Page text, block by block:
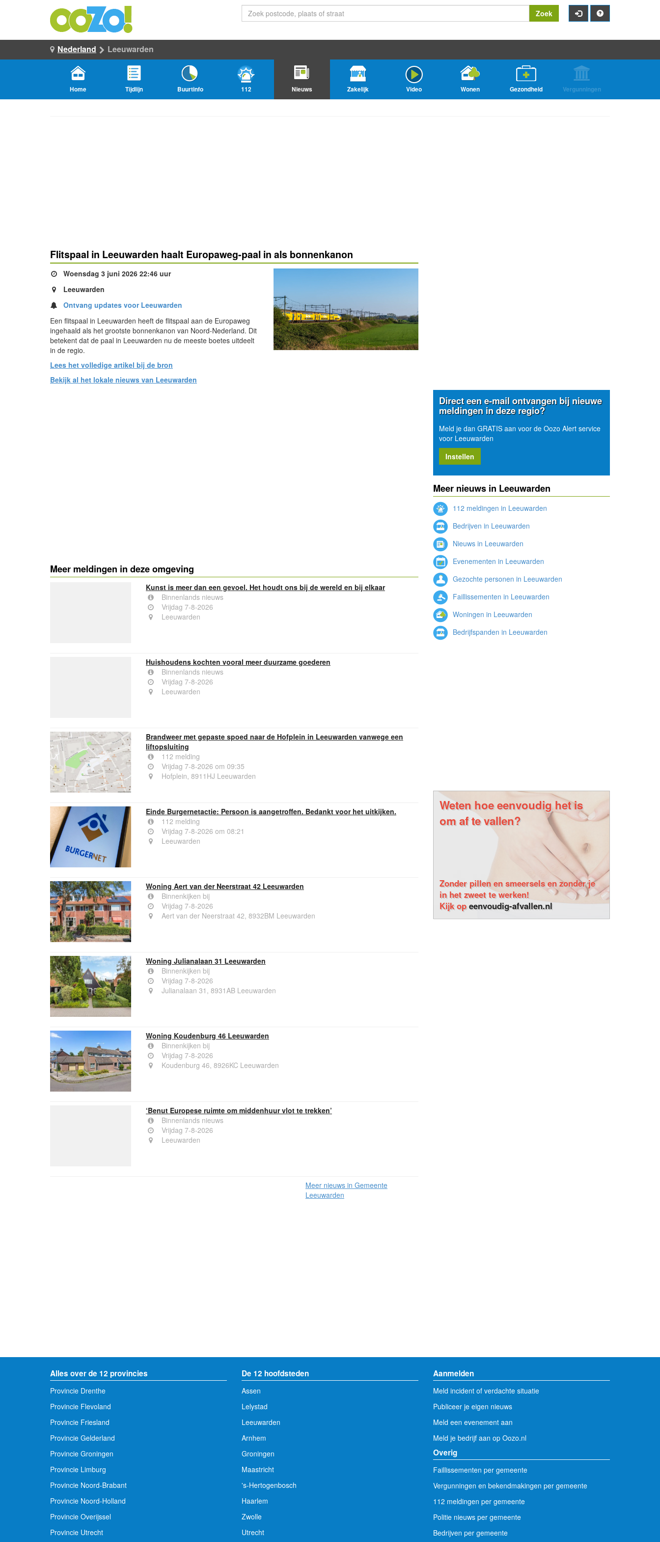
Zoek
Nederland Leeuwarden
Home Tijdlijn Buurtinfo 112 Nieuws Zakelijk Video Wonen Gezondheid Vergunningen
Flitspaal in Leeuwarden haalt Europaweg-paal in als bonnenkanon
Woensdag 3 juni 2026 22:46 uur
Leeuwarden
Ontvang updates voor Leeuwarden
Een flitspaal in Leeuwarden heeft de flitspaal aan de Europaweg
ingehaald als het grootste bonnenkanon van Noord-Nederland. Dit
betekent dat de paal in Leeuwarden nu de meeste boetes uitdeelt
in de regio.
Lees het volledige artikel bij de bron
Bekijk al het lokale nieuws van Leeuwarden
Meer meldingen in deze omgeving
Kunst is meer dan een gevoel. Het houdt ons bij de wereld en bij elkaar
Binnenlands nieuws
Vrijdag 7-8-2026
Leeuwarden
Huishoudens kochten vooral meer duurzame goederen
Binnenlands nieuws
Vrijdag 7-8-2026
Leeuwarden
Brandweer met gepaste spoed naar de Hofplein in Leeuwarden vanwege een
liftopsluiting
112 melding
Vrijdag 7-8-2026 om 09:35
Hofplein, 8911HJ Leeuwarden
Einde Burgernetactie: Persoon is aangetroffen. Bedankt voor het uitkijken.
112 melding
Vrijdag 7-8-2026 om 08:21
Leeuwarden
Woning Aert van der Neerstraat 42 Leeuwarden
Binnenkijken bij
Vrijdag 7-8-2026
Aert van der Neerstraat 42, 8932BM Leeuwarden
Woning Julianalaan 31 Leeuwarden
Binnenkijken bij
Vrijdag 7-8-2026
Julianalaan 31, 8931AB Leeuwarden
Woning Koudenburg 46 Leeuwarden
Binnenkijken bij
Vrijdag 7-8-2026
Koudenburg 46, 8926KC Leeuwarden
‘Benut Europese ruimte om middenhuur vlot te trekken’
Binnenlands nieuws
Vrijdag 7-8-2026
Leeuwarden
Meer nieuws in Gemeente
Leeuwarden
Direct een e-mail ontvangen bij nieuwe
meldingen in deze regio?
Meld je dan GRATIS aan voor de Oozo Alert service
voor Leeuwarden
Instellen
Meer nieuws in Leeuwarden
112 meldingen in Leeuwarden
Bedrijven in Leeuwarden
Nieuws in Leeuwarden
Evenementen in Leeuwarden
Gezochte personen in Leeuwarden
Faillissementen in Leeuwarden
Woningen in Leeuwarden
Bedrijfspanden in Leeuwarden
Weten hoe eenvoudig het is
om af te vallen?
Zonder pillen en smeersels en zonder je
in het zweet te werken!
Kijk opeenvoudig-afvallen.nl
Alles over de 12 provincies
Provincie Drenthe
Provincie Flevoland
Provincie Friesland
Provincie Gelderland
Provincie Groningen
Provincie Limburg
Provincie Noord-Brabant
Provincie Noord-Holland
Provincie Overijssel
Provincie Utrecht
De 12 hoofdsteden
Assen
Lelystad
Leeuwarden
Arnhem
Groningen
Maastricht
's-Hertogenbosch
Haarlem
Zwolle
Utrecht
Aanmelden
Meld incident of verdachte situatie
Publiceer je eigen nieuws
Meld een evenement aan
Meld je bedrijf aan op Oozo.nl
Overig
Faillissementen per gemeente
Vergunningen en bekendmakingen per gemeente
112 meldingen per gemeente
Politie nieuws per gemeente
Bedrijven per gemeente